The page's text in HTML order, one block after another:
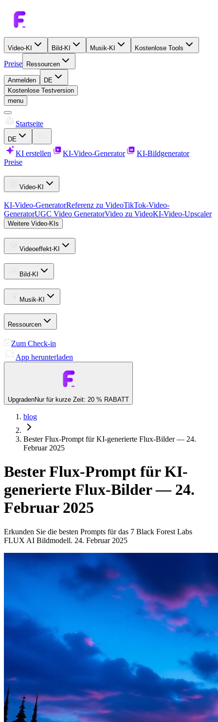
Video-KI Bild-KI Musik-KI Kostenlose Tools
Preise Ressourcen
Anmelden
DE
Kostenlose Testversion
menu
Startseite
DE
KI erstellen KI-Video-Generator
KI-Bildgenerator
Preise
Video-KI
KI-Video-GeneratorReferenz zu VideoTikTok-Video-
GeneratorUGC Video GeneratorVideo zu VideoKI-Video-Upscaler
Weitere Video-KIs
Videoeffekt-KI
Bild-KI
Musik-KI
Ressourcen
Zum Check-in
App herunterladen
UpgradenNur für kurze Zeit: 20 % RABATT
blog
Bester Flux-Prompt für KI-generierte Flux-Bilder — 24.
Februar 2025
Bester Flux-Prompt für KI-
generierte Flux-Bilder — 24.
Februar 2025
Erkunden Sie die besten Prompts für das 7 Black Forest Labs
FLUX AI Bildmodell. 24. Februar 2025